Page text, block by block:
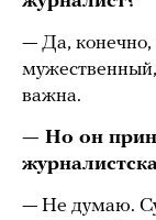
— Да, конечно,
важна.
— Но он
— Не думаю.